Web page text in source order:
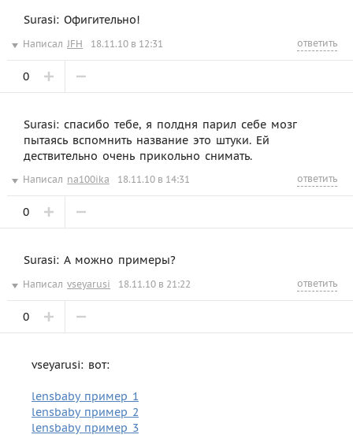
Surasi: Офигительно!
Написал JFH 18.11.10 в 12:31 ответить
0
Surasi: спасибо тебе, я полдня парил себе мозг
пытаясь вспомнить название это штуки. Ей
дествительно очень прикольно снимать.
Написал na100ika 18.11.10 в 14:31 ответить
0
Surasi: А можно примеры?
Написал vseyarusi 18.11.10 в 21:22 ответить
0
vseyarusi: вот:
lensbaby пример 1
lensbaby пример 2
lensbaby пример 3